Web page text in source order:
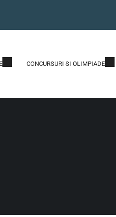
CONCURSURI SI OLIMPIADE